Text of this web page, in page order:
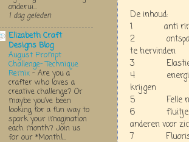
De inhoud:
1 anti
2
te hervinden
3 Elastiekje
4
krijgen
5 Felle
6 fluitje - te
anderen voor
7
onderui...
1 dag geleden
Elizabeth Craft
Designs Blog
August Prompt
Challenge- Technique
Remix - Are you a
crafter who loves a
creative challenge? Or
maybe you’ve been
looking for a fun way to
spark your imagination
each month? Join us
for our *Monthl...